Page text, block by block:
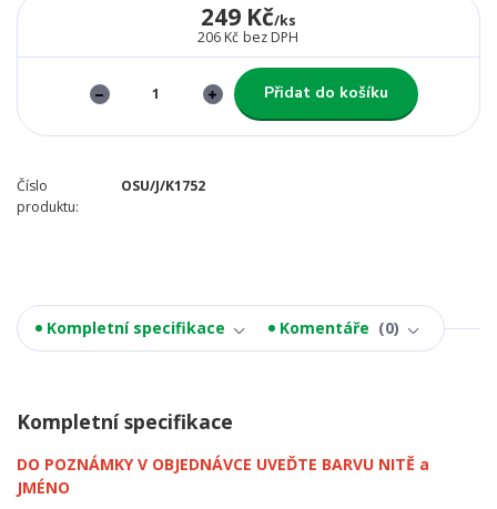
249 Kč/ks
206 Kč bez DPH
Přidat do košíku
Číslo
produktu:
OSU/J/K1752
Kompletní specifikace Komentáře 0
Kompletní specifikace
DO POZNÁMKY V OBJEDNÁVCE UVEĎTE BARVU NITĚ a
JMÉNO